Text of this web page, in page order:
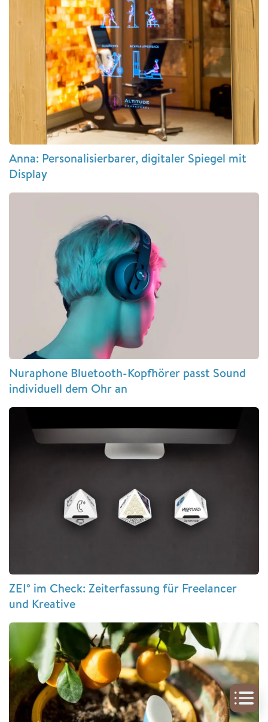
Anna: Personalisierbarer, digitaler Spiegel mit
Display
Nuraphone Bluetooth-Kopfhörer passt Sound
individuell dem Ohr an
ZEI° im Check: Zeiterfassung für Freelancer
und Kreative